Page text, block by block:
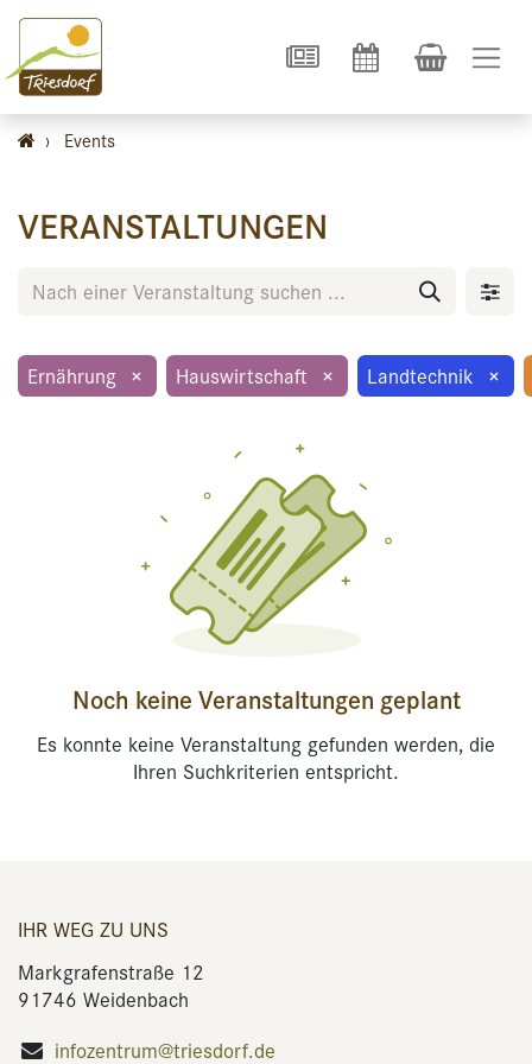
› Events
VERANSTALTUNGEN
Ernährung × Hauswirtschaft × Landtechnik ×
Noch keine Veranstaltungen geplant
Es konnte keine Veranstaltung gefunden werden, die
Ihren Suchkriterien entspricht.
IHR WEG ZU UNS
Markgrafenstraße 12
91746 Weidenbach
infozentrum@triesdorf.de